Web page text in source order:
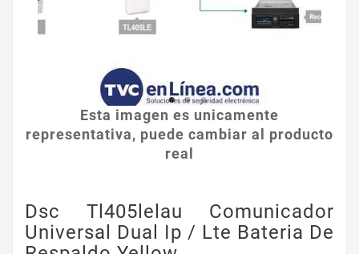
Esta imagen es unicamente
representativa, puede cambiar al producto
real
Dsc Tl405lelau Comunicador
Universal Dual Ip / Lte Bateria De